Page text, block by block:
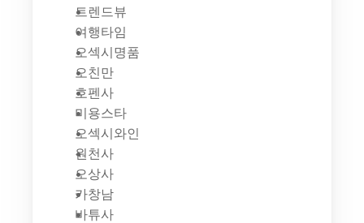
트렌드뷰
여행타임
오섹시명품
오친만
호펜사
미용스타
오섹시와인
원천사
오상사
카창남
바튜사